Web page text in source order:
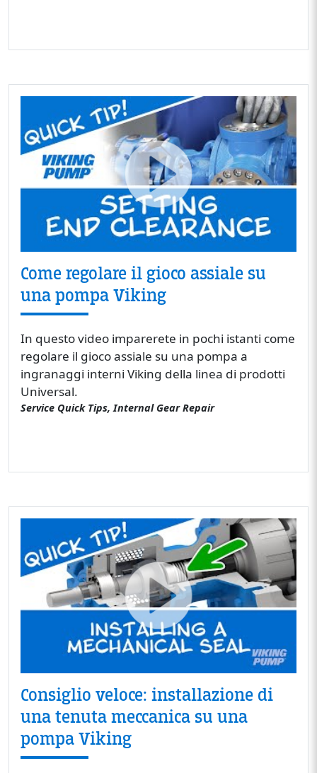
Come regolare il gioco assiale su
una pompa Viking
In questo video imparerete in pochi istanti come
regolare il gioco assiale su una pompa a
ingranaggi interni Viking della linea di prodotti
Universal.
Service Quick Tips, Internal Gear Repair
Consiglio veloce: installazione di
una tenuta meccanica su una
pompa Viking